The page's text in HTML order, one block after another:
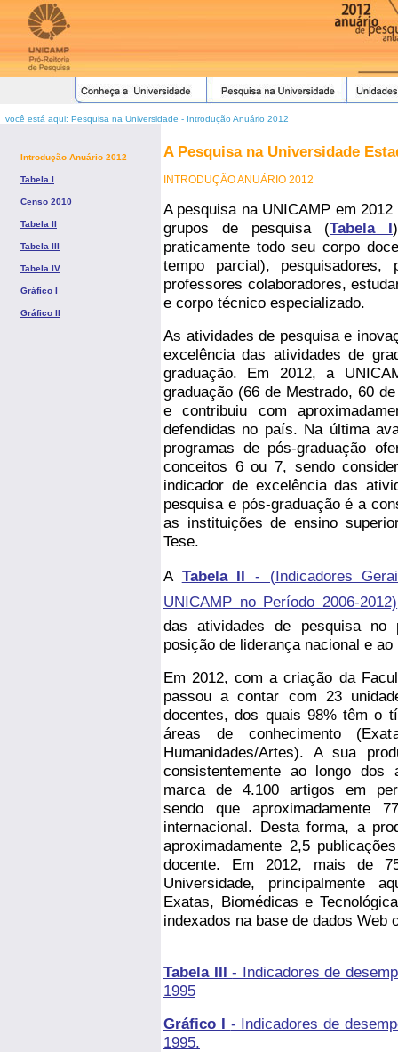
você está aqui: Pesquisa na Universidade - Introdução Anuário 2012
Introdução Anuário 2012
Tabela I
Censo 2010
Tabela II
Tabela III
Tabela IV
Gráfico I
Gráfico II
A Pesquisa na Universidade
INTRODUÇÃO ANUÁRIO 2012
A pesquisa na UNICAMP em
grupos de pesquisa (Tabela I
praticamente todo seu corpo
tempo parcial), pesquisadores,
professores colaboradores,
e corpo técnico especializado.
As atividades de pesquisa e
excelência das atividades de
graduação. Em 2012, a
graduação (66 de Mestrado, 60
e contribuiu com
defendidas no país. Na última
programas de pós-graduação
conceitos 6 ou 7, sendo
indicador de excelência das
pesquisa e pós-graduação é a
as instituições de ensino
Tese.
A Tabela II- (Indicadores
UNICAMP no Período 2006-2012)
das atividades de pesquisa
posição de liderança nacional e
Em 2012, com a criação da
passou a contar com 23
docentes, dos quais 98% têm o
áreas de conhecimento
Humanidades/Artes). A sua
consistentemente ao longo
marca de 4.100 artigos em
sendo que aproximadamente
internacional. Desta forma, a
aproximadamente 2,5
docente. Em 2012, mais de
Universidade, principalmente
Exatas, Biomédicas e
indexados na base de dados Web
Tabela III- Indicadores de
1995
Gráfico I - Indicadores de
1995.